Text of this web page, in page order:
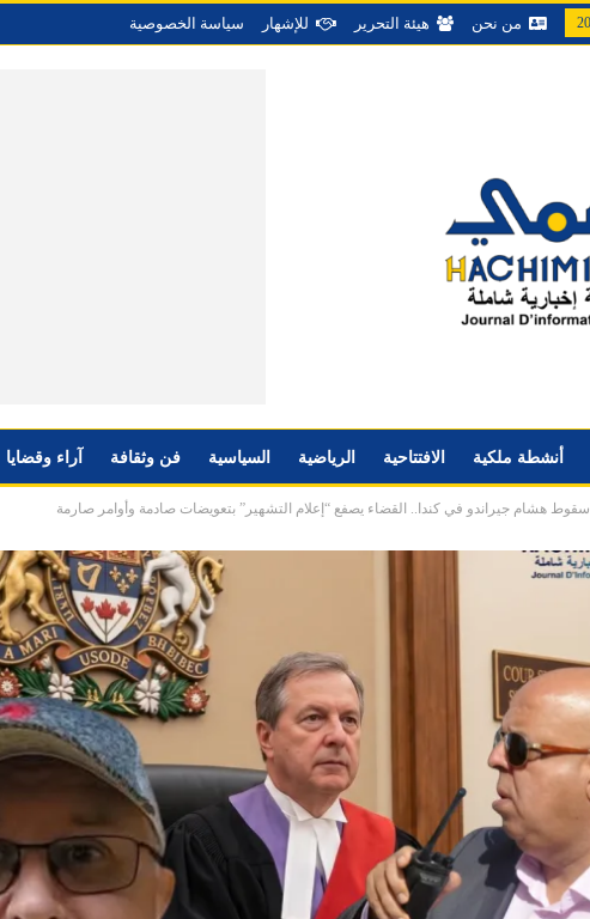
من نحن هيئة التحرير للإشهار سياسة الخصوصية
أنشطة ملكية الافتتاحية الرياضية السياسية فن وثقافة آراء وقضايا
سقوط هشام جيراندو في كندا.. القضاء يصفع “إعلام التشهير” بتعويضات صادمة وأوامر صارمة